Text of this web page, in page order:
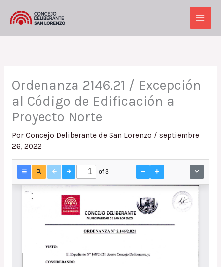
Main
Ordenanza 2146.21 / Excepción
al Código de Edificación a
Proyecto Norte
Por Concejo Deliberante de San Lorenzo / septiembre
26, 2022